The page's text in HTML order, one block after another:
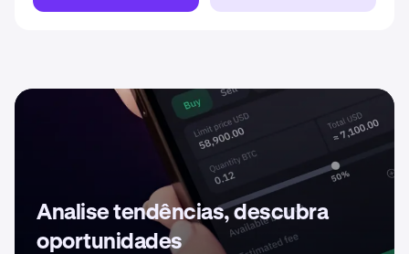
Analise tendências, descubra
oportunidades